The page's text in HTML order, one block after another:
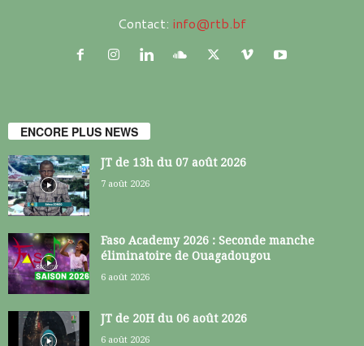
Contact: info@rtb.bf
ENCORE PLUS NEWS
JT de 13h du 07 août 2026
7 août 2026
Faso Academy 2026 : Seconde manche
éliminatoire de Ouagadougou
6 août 2026
JT de 20H du 06 août 2026
6 août 2026